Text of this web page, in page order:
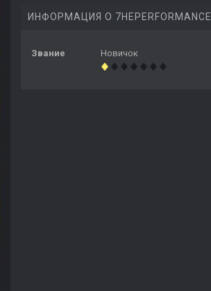
ИНФОРМАЦИЯ О 7HEPERFORMANCE
Звание Новичок